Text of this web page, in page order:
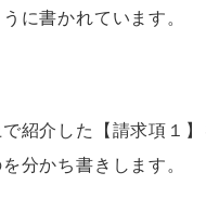
に書かれています。
紹介した【請求項１
分かち書きします。